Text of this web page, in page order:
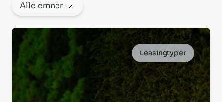
Alle emner
Du er nu i toppen af listen
Leasingtyper